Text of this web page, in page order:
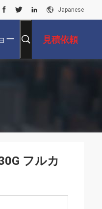
Japanese
ー 見積依頼
フルカ